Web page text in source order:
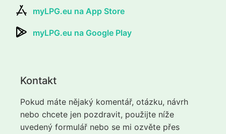
myLPG.eu na App Store
myLPG.eu na Google Play
Kontakt
Pokud máte nějaký komentář, otázku, návrh
nebo chcete jen pozdravit, použijte níže
uvedený formulář nebo se mi ozvěte přes